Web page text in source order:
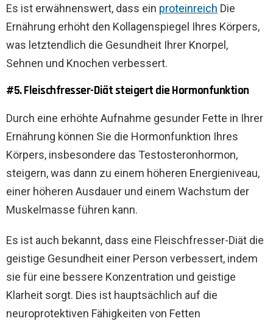
Es ist erwähnenswert, dass ein proteinreich Die
Ernährung erhöht den Kollagenspiegel Ihres Körpers,
was letztendlich die Gesundheit Ihrer Knorpel,
Sehnen und Knochen verbessert.
#5. Fleischfresser-Diät steigert die Hormonfunktion
Durch eine erhöhte Aufnahme gesunder Fette in Ihrer
Ernährung können Sie die Hormonfunktion Ihres
Körpers, insbesondere das Testosteronhormon,
steigern, was dann zu einem höheren Energieniveau,
einer höheren Ausdauer und einem Wachstum der
Muskelmasse führen kann.
Es ist auch bekannt, dass eine Fleischfresser-Diät die
geistige Gesundheit einer Person verbessert, indem
sie für eine bessere Konzentration und geistige
Klarheit sorgt. Dies ist hauptsächlich auf die
neuroprotektiven Fähigkeiten von Fetten